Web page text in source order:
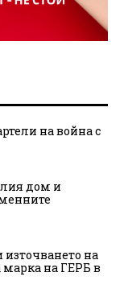
на война с
дом и
източването на
марка на ГЕРБ в